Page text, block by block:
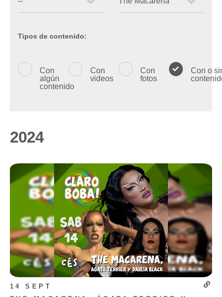
Tipos de contenido:
Con
algún
contenido
Con
videos
Con
fotos
Con o
2024
14 SEPT